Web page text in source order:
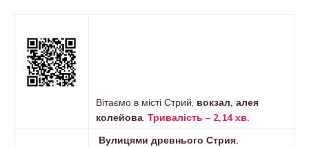
Вітаємо в місті Стрий, вокзал, алея
колейова Тривалість – 2,14 хв.
Вулицями древнього Стрия.